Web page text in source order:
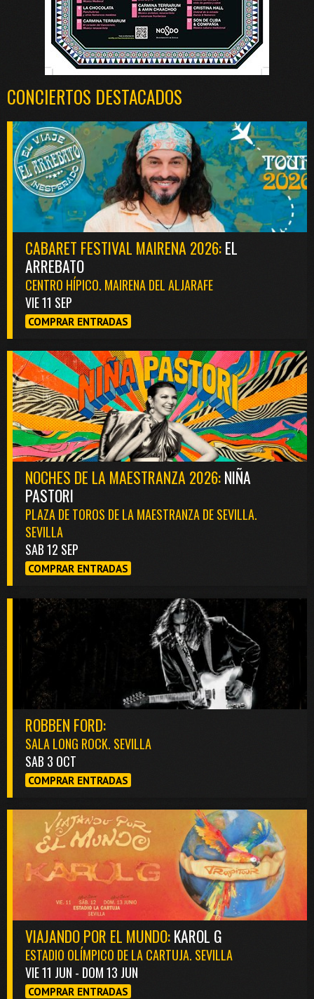
CONCIERTOS DESTACADOS
CABARET FESTIVAL MAIRENA 2026:EL
ARREBATO
CENTRO HÍPICO. MAIRENA DEL ALJARAFE
VIE 11 SEP
COMPRAR ENTRADAS
NOCHES DE LA MAESTRANZA 2026:NIÑA
PASTORI
PLAZA DE TOROS DE LA MAESTRANZA DE SEVILLA.
SEVILLA
SAB 12 SEP
COMPRAR ENTRADAS
ROBBEN FORD:
SALA LONG ROCK. SEVILLA
SAB 3 OCT
COMPRAR ENTRADAS
VIAJANDO POR EL MUNDO:KAROL G
ESTADIO OLÍMPICO DE LA CARTUJA. SEVILLA
VIE 11 JUN - DOM 13 JUN
COMPRAR ENTRADAS